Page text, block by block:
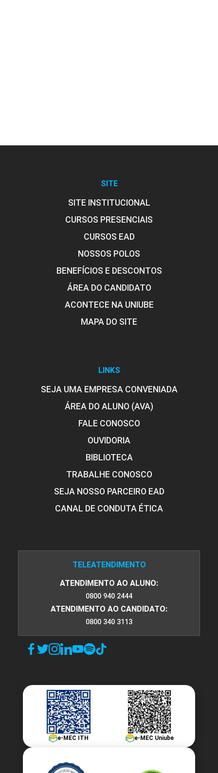
Transtorno do Espectro Autista (TEA)
Bulimia
10h
Álcool e Drogas
Prevenção de Transtornos Mentais e
de Comportamento no Ambiente de
Trabalho
10h
Abordagens Terapêuticas para Pacientes
com Transtornos Mentais
Intervenções Terapêuticas I
SITE
SITE INSTITUCIONAL
CURSOS PRESENCIAIS
CURSOS EAD
NOSSOS POLOS
BENEFÍCIOS E DESCONTOS
ÁREA DO CANDIDATO
ACONTECE NA UNIUBE
MAPA DO SITE
LINKS
SEJA UMA EMPRESA CONVENIADA
ÁREA DO ALUNO (AVA)
FALE CONOSCO
OUVIDORIA
BIBLIOTECA
TRABALHE CONOSCO
SEJA NOSSO PARCEIRO EAD
CANAL DE CONDUTA ÉTICA
TELEATENDIMENTO
ATENDIMENTO AO ALUNO:
0800 940 2444
ATENDIMENTO AO CANDIDATO:
0800 340 3113
e-MEC ITH e-MEC Uniube